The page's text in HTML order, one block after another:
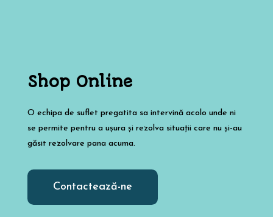
Shop Online
O echipa de suflet pregatita sa intervină acolo unde ni
se permite pentru a ușura și rezolva situații care nu și-au
găsit rezolvare pana acuma.
Contactează-ne